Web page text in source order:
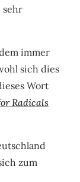
sehr
immer
sich dies
Wort
Radicals
zum